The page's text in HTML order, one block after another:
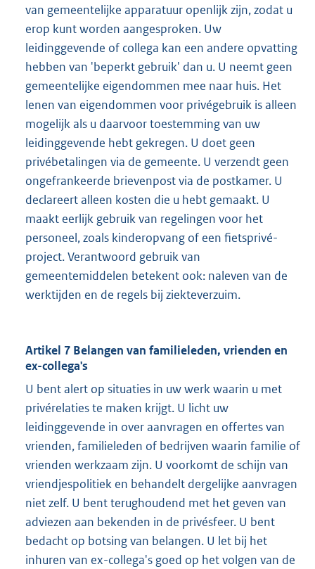
van gemeentelijke apparatuur openlijk zijn, zodat u
erop kunt worden aangesproken. Uw
leidinggevende of collega kan een andere opvatting
hebben van 'beperkt gebruik' dan u. U neemt geen
gemeentelijke eigendommen mee naar huis. Het
lenen van eigendommen voor privégebruik is alleen
mogelijk als u daarvoor toestemming van uw
leidinggevende hebt gekregen. U doet geen
privébetalingen via de gemeente. U verzendt geen
ongefrankeerde brievenpost via de postkamer. U
declareert alleen kosten die u hebt gemaakt. U
maakt eerlijk gebruik van regelingen voor het
personeel, zoals kinderopvang of een fietsprivé-
project. Verantwoord gebruik van
gemeentemiddelen betekent ook: naleven van de
werktijden en de regels bij ziekteverzuim.
Artikel 7 Belangen van familieleden, vrienden en
ex-collega's
U bent alert op situaties in uw werk waarin u met
privérelaties te maken krijgt. U licht uw
leidinggevende in over aanvragen en offertes van
vrienden, familieleden of bedrijven waarin familie of
vrienden werkzaam zijn. U voorkomt de schijn van
vriendjespolitiek en behandelt dergelijke aanvragen
niet zelf. U bent terughoudend met het geven van
adviezen aan bekenden in de privésfeer. U bent
bedacht op botsing van belangen. U let bij het
inhuren van ex-collega's goed op het volgen van de